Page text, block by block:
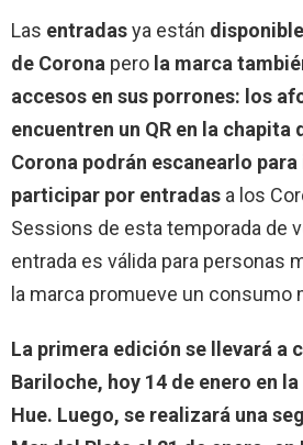
Las entradasya están
de Corona pero la marca
accesos en sus porrones: los
encuentren un QR en la chapita
Corona podrán escanearlo para
participar por entradas a los
Sessions de esta temporada de
entrada es válida para personas
la marca promueve un consumo
La primera edición se llevará a
Bariloche, hoy 14 de enero en
Hue. Luego, se realizará una